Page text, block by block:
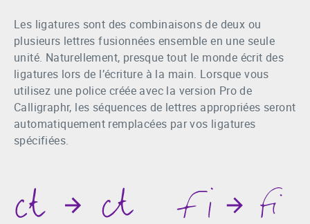
Les ligatures sont des combinaisons de deux ou
plusieurs lettres fusionnées ensemble en une seule
unité. Naturellement, presque tout le monde écrit des
ligatures lors de l’écriture à la main. Lorsque vous
utilisez une police créée avec la version Pro de
Calligraphr, les séquences de lettres appropriées seront
automatiquement remplacées par vos ligatures
spécifiées.